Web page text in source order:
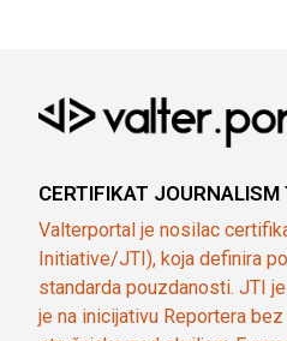
CERTIFIKAT
Valterportal je nosilac
Initiative/JTI), koja definira
standarda pouzdanosti. JTI
je na inicijativu Reportera